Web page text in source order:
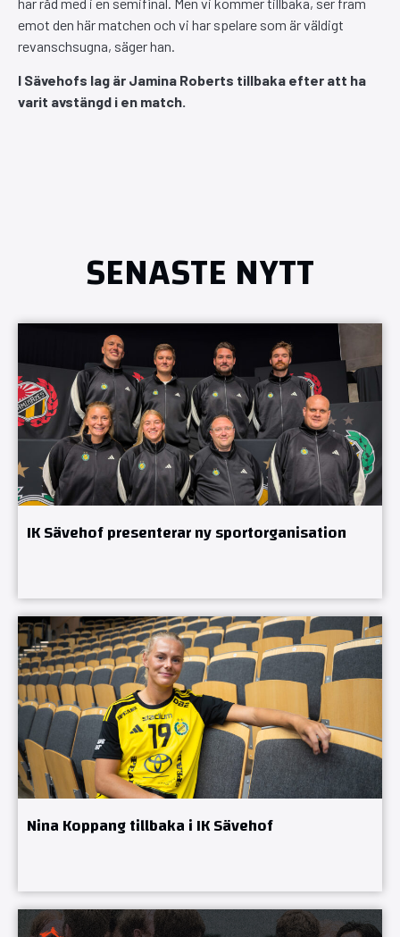
emot den här matchen och vi har spelare som är väldigt
revanschsugna, säger han.
I Sävehofs lag är Jamina Roberts tillbaka efter att ha
varit avstängd i en match.
SENASTE NYTT
IK Sävehof presenterar ny sportorganisation
Nina Koppang tillbaka i IK Sävehof